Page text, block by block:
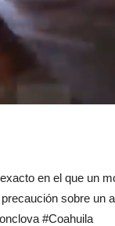
en el que un
sobre un
#Coahuila